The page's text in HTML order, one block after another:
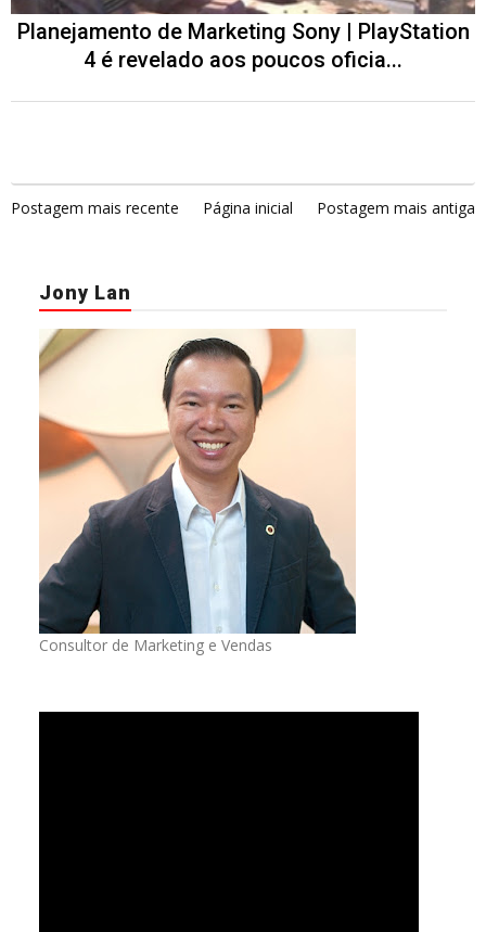
Planejamento de Marketing Sony | PlayStation
4 é revelado aos poucos oficia...
Postagem mais recente Página inicial Postagem mais antiga
Jony Lan
Consultor de Marketing e Vendas